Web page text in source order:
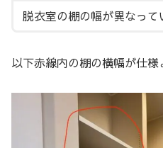
脱衣室の棚の幅が異なって
以下赤線内の棚の横幅が仕様